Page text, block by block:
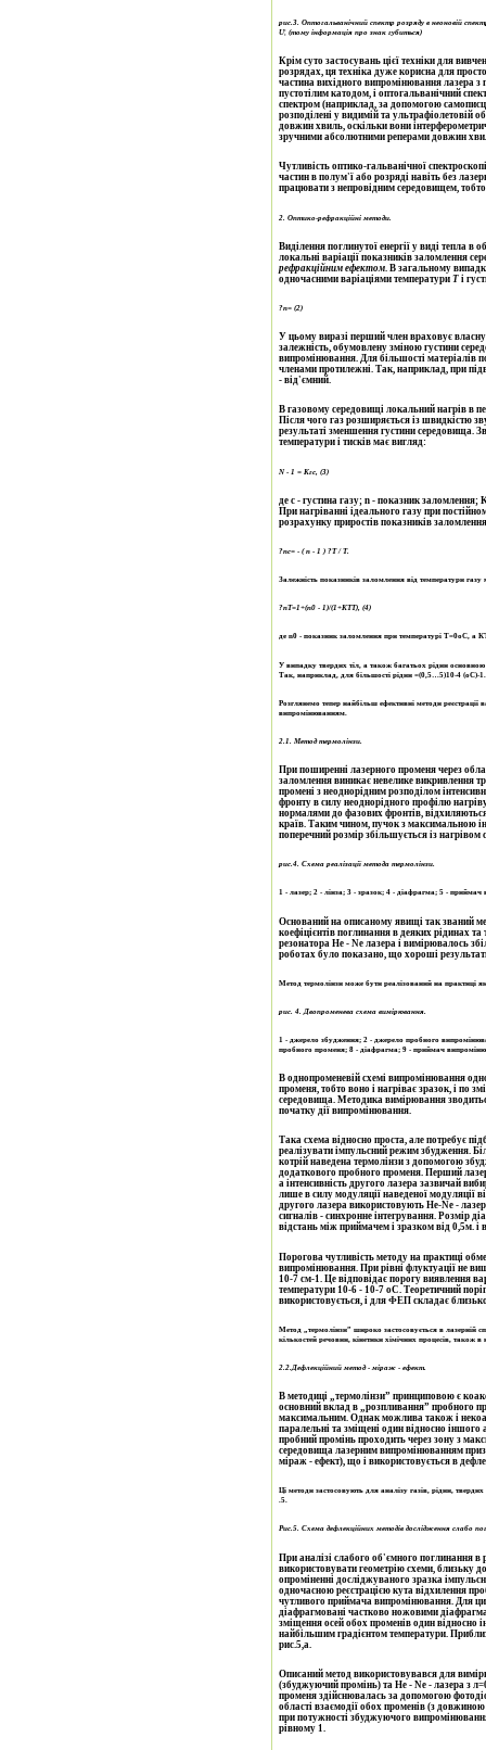
рис.3. Оптогальванічний спектр розряду в неоновій
U¦ (тому інформація про знак губиться)
Крім суто застосувань цієї техніки для
розрядах, ця техніка дуже корисна для
частина вихідного випромінювання лазера
пустотілим катодом, і оптогальванічний
спектром (наприклад, за допомогою
розподілені у видимій та ультрафіолетовій
довжин хвиль, оскільки вони
зручними абсолютними реперами довжин
Чутливість оптико-гальванічної
частин в полум'ї або розряді навіть без
працювати з непровідним середовищем, тобто
2. Оптико-рефракційні методи.
Виділення поглинутої енергії у виді тепла
локальні варіації показників заломлення
рефракційним ефектом . В загальному
одночасними варіаціями температури Т і
?n= (2)
У цьому виразі перший член враховує
залежність, обумовлену зміною густини
випромінювання. Для більшості матеріалів
членами протилежні. Так, наприклад, при
- від'ємний.
В газовому середовищі локальний нагрів в
Після чого газ розширяється із швидкістю
результаті зменшення густини середовища.
температури і тисків має вигляд:
N - 1 = Kг с, (3)
де с - густина газу; n - показник
При нагріванні ідеального газу при
розрахунку приростів показників
?nс= - ( n - 1 ) ?T / T.
Залежність показників заломлення від температури газу
?nТ=1+(n0 - 1)/(1+KTT) , (4)
де n0 - показник заломлення при температурі Т=0оС,
У випадку твердих тіл, а також багатьох рідин
Так, наприклад, для більшості рідин =(0,5…5)10-4 (оС)-1.
Розглянемо тепер найбільш ефективні методи
випромінюванням.
2.1. Метод термолінзи.
При поширенні лазерного променя через
заломлення виникає невелике викривлення
промені з неоднорідним розподілом інтенсивності в поперечному перерізі виникають спотворення фазового
фронту в силу неоднорідного профілю
нормалями до фазових фронтів,
країв. Таким чином, пучок з максимальною
поперечний розмір збільшується із нагрівом
рис.4. Схема реалізації метода термолінзи.
1 - лазер; 2 - лінза; 3 - зразок; 4 - діафрагма; 5 -
Оснований на описаному явищі так званий
коефіцієнтів поглинання в деяких рідинах
резонатора He - Ne лазера і вимірювалось
роботах було показано, що хороші
Метод термолінзи може бути реалізований на практиці
рис. 4. Двопроменева схема вимірювання.
1 - джерело збудження; 2 - джерело пробного
пробного променя; 8 - діафрагма; 9 - приймач
В однопроменевій схемі випромінювання
променя, тобто воно і нагріває зразок, і по
середовища. Методика вимірювання
початку дії випромінювання.
Така схема відносно проста, але потребує
реалізувати імпульсний режим збудження.
котрій наведена термолінзи з допомогою
додаткового пробного променя. Перший
а інтенсивність другого лазера зазвичай
лише в силу модуляції наведеної модуляції
другого лазера використовують He-Ne -
сигналів - синхронне інтегрування. Розмір
відстань між приймачем і зразком від 0,5м. і
Порогова чутливість методу на практиці
випромінювання. При рівні флуктуації не
10-7 см-1. Це відповідає порогу виявлення
температури 10-6 - 10-7 оС. Теоретичний
використовується, і для ФЕП складає
Метод „термолінзи” широко застосовується в лазерній
кількостей речовин, кінетики хімічних процесів, також в
2.2.Дефлекційний метод - міраж - ефект.
В методиці „термолінзи” принциповою є
основний вклад в „розпливання” пробного променя вносить осьова зона, де приріст температури є
максимальним. Однак можлива також і
паралельні та зміщені один відносно
пробний промінь проходить через зону з
середовища лазерним випромінюванням
міраж - ефект), що і використовується в
Ці методи застосовують для аналізу газів, рідин,
.5.
Рис.5. Схема дефлекційних методів дослідження слабо
При аналізі слабого об'ємного поглинання в
використовувати геометрію схеми, близьку
опроміненні досліджуваного зразка
одночасною реєстрацією кута відхилення
чутливого приймача випромінювання. Для
діафрагмовані частково ножовими
зміщення осей обох променів один відносно
найбільшим градієнтом температури.
рис.5,а.
Описаний метод використовувався для
(збуджуючий промінь) та He - Ne - лазера з
променя здійснювалась за допомогою
області взаємодії обох променів (з
при потужності збуджуючого
рівному 1.